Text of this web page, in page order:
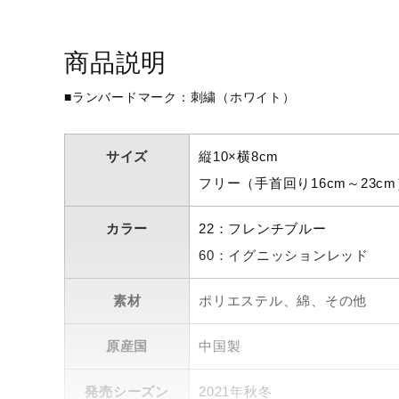
健康／エクササイズ
ジュニア／キッズ
メディカル
その他
商品説明
■ランバードマーク：刺繍（ホワイト）
サイズ
縦10×横8cm
フリー（手首回り16cm～23cm
カラー
22：フレンチブルー
60：イグニッションレッド
素材 ポリエステル、綿、その他
原産国 中国製
発売シーズン 2021年秋冬